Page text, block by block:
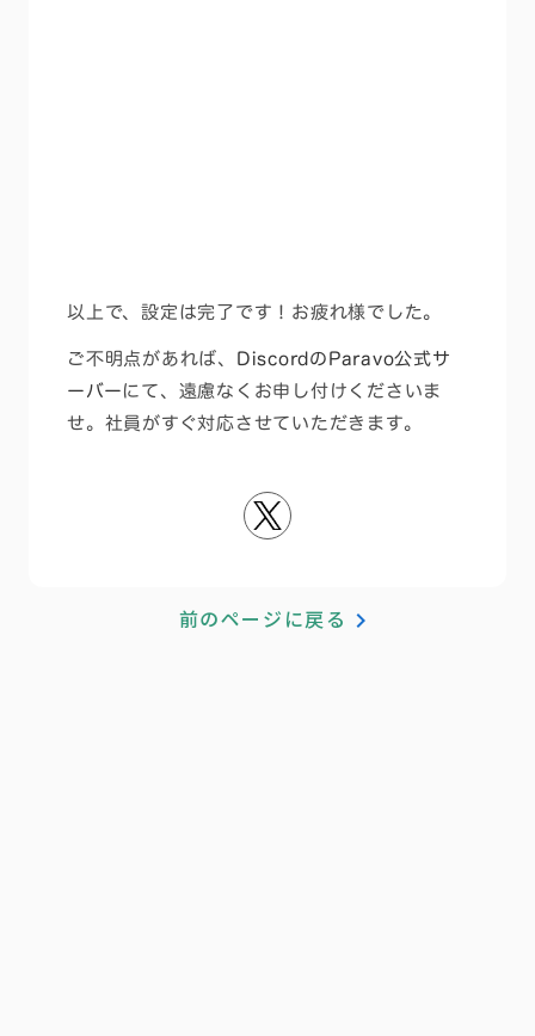
以上で、設定は完了です！お疲れ様でした。
ご不明点があれば、 DiscordのParavo公式サ
ーバーにて、遠慮なくお申し付けくださいま
せ。社員がすぐ対応させていただきます。
前のページに戻る keyboard_arrow_right